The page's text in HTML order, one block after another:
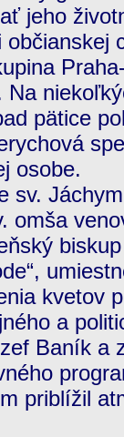
jeho
pätice
osobe.
omša
kvetov
a
Baník a
priblížil